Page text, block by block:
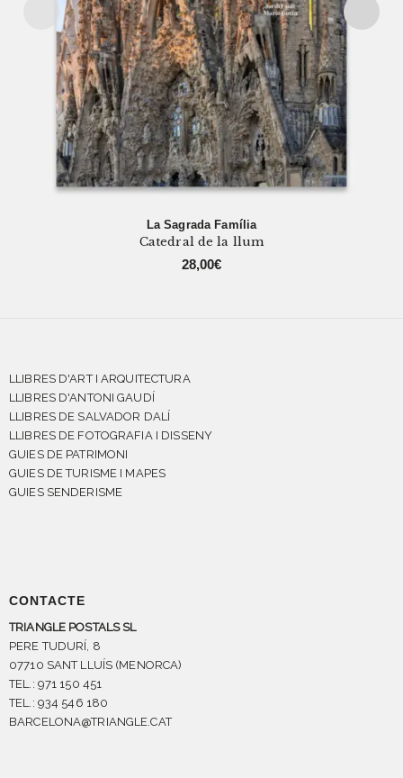
La Sagrada Família
Catedral de la llum
28,00€
LLIBRES D'ART I ARQUITECTURA
LLIBRES D'ANTONI GAUDÍ
LLIBRES DE SALVADOR DALÍ
LLIBRES DE FOTOGRAFIA I DISSENY
GUIES DE PATRIMONI
GUIES DE TURISME I MAPES
GUIES SENDERISME
CONTACTE
TRIANGLE POSTALS SL
PERE TUDURÍ, 8
07710 SANT LLUÍS (MENORCA)
TEL.: 971 150 451
TEL.: 934 546 180
BARCELONA@TRIANGLE.CAT